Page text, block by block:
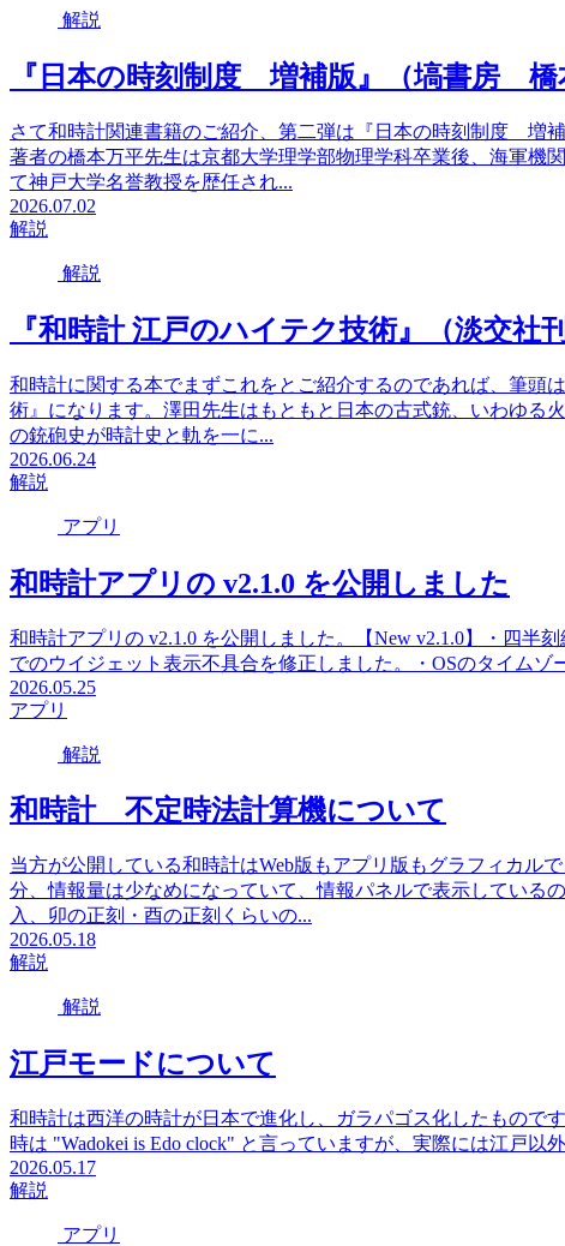
解説
『日本の時刻制度 増補版』（塙書房 橋
さて和時計関連書籍のご紹介、第二弾は『日本の時刻制度 増
著者の橋本万平先生は京都大学理学部物理学科卒業後、海軍機
て神戸大学名誉教授を歴任され...
2026.07.02
解説
解説
『和時計 江戸のハイテク技術』（淡交社
和時計に関する本でまずこれをとご紹介するのであれば、筆頭
術』になります。澤田先生はもともと日本の古式銃、いわゆる
の銃砲史が時計史と軌を一に...
2026.06.24
解説
アプリ
和時計アプリの v2.1.0 を公開しました
和時計アプリの v2.1.0 を公開しました。【New v2.1.0】・四半
でのウイジェット表示不具合を修正しました。・OSのタイムゾ
2026.05.25
アプリ
解説
和時計 不定時法計算機について
当方が公開している和時計はWeb版もアプリ版もグラフィカル
分、情報量は少なめになっていて、情報パネルで表示している
入、卯の正刻・酉の正刻くらいの...
2026.05.18
解説
解説
江戸モードについて
和時計は西洋の時計が日本で進化し、ガラパゴス化したもので
時は "Wadokei is Edo clock" と言っていますが、実際には江戸
2026.05.17
解説
アプリ